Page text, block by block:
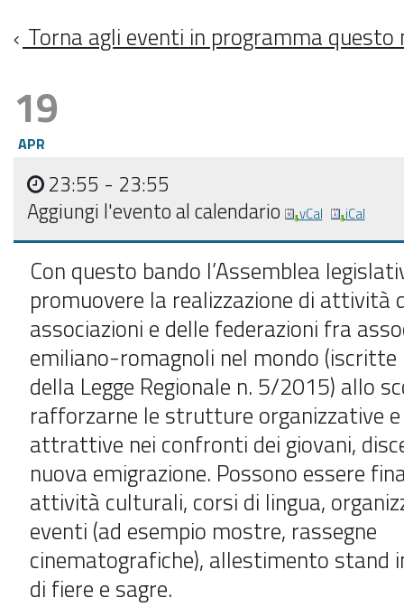
Torna agli eventi in programma questo
19
APR
23:55 - 23:55
Aggiungi l'evento al calendario
vCal iCal
Con questo bando l’Assemblea
promuovere la realizzazione di attività
associazioni e delle federazioni fra
emiliano-romagnoli nel mondo (iscritte
della Legge Regionale n. 5/2015) allo
rafforzarne le strutture organizzative
attrattive nei confronti dei giovani,
nuova emigrazione. Possono essere
attività culturali, corsi di lingua,
eventi (ad esempio mostre, rassegne
cinematografiche), allestimento stand
di fiere e sagre.